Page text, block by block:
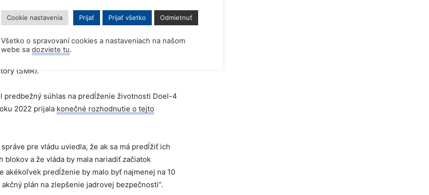
ktorého by posledná existujúca jadrová
to nepovedie k výpadkom dodávok energie.
eur do výskumu budúcej jadrovej
(SMR).
súhlas na predĺženie životnosti Doel-4
2022 prijala konečné rozhodnutie o tejto
pre vládu uviedla, že ak sa má predĺžiť ich
a že vláda by mala nariadiť začiatok
akékoľvek predĺženie by malo byť najmenej na 10
plán na zlepšenie jadrovej bezpečnosti“.
Cookie nastavenia Prijať Prijať všetko Odmietnuť
Všetko o spravovaní cookies a nastaveniach na našom
webe sa dozviete tu.